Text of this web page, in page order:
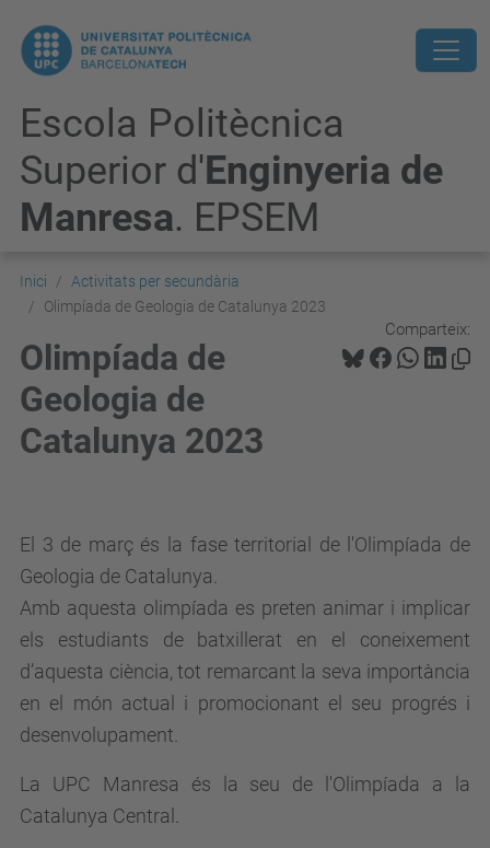
Escola Politècnica
Superior d'Enginyeria de
Manresa. EPSEM
Inici
Activitats per secundària
Olimpíada de Geologia de Catalunya 2023
Comparteix:
Olimpíada de
Geologia de
Catalunya 2023
El 3 de març és la fase territorial de l'Olimpíada de
Geologia de Catalunya.
Amb aquesta olimpíada es preten animar i implicar
els estudiants de batxillerat en el coneixement
d’aquesta ciència, tot remarcant la seva importància
en el món actual i promocionant el seu progrés i
desenvolupament.
La UPC Manresa és la seu de l'Olimpíada a la
Catalunya Central.